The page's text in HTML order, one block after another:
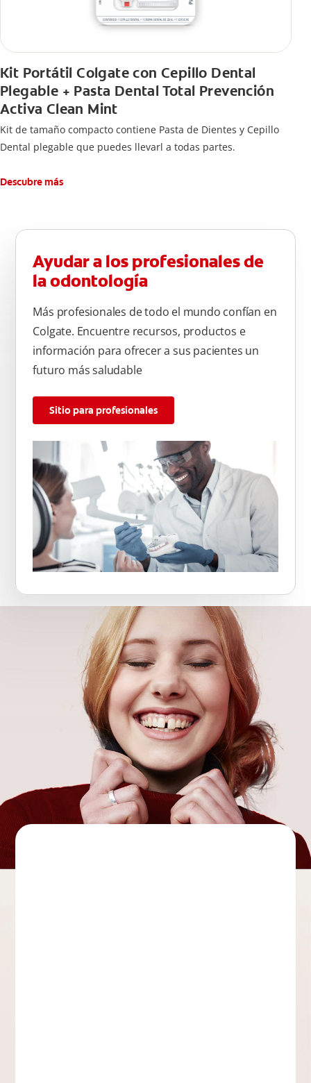
Kit Portátil Colgate con Cepillo Dental
Plegable + Pasta Dental Total Prevención
Activa Clean Mint
Kit de tamaño compacto contiene Pasta de Dientes y Cepillo
Dental plegable que puedes llevarl a todas partes.
Descubre más
Ayudar a los profesionales de
la odontología
Más profesionales de todo el mundo confían en
Colgate. Encuentre recursos, productos e
información para ofrecer a sus pacientes un
futuro más saludable
Sitio para profesionales